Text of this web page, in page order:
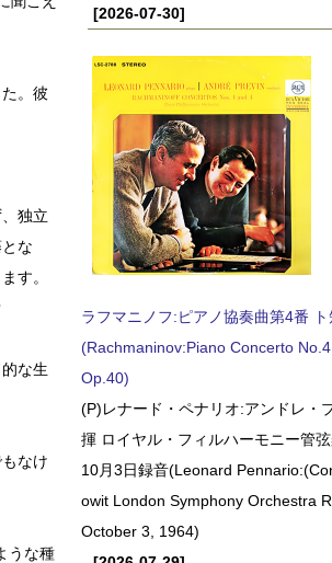
。彼
独立
な
す。
な生
なけ
うな種
[2026-07-30]
ラフマニノフ:ピアノ協奏曲第4番
(Rachmaninov:Piano Concerto
Op.40)
(P)レナード・ペナリオ:アンドレ・
揮 ロイヤル・フィルハーモニー管
10月3日録音(Leonard
owit London Symphony Orchestra
October 3, 1964)